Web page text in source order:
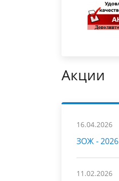
Акции
16.04.2026
ЗОЖ - 2026
11.02.2026